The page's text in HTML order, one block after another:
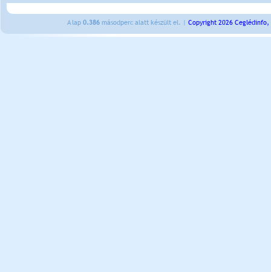
A lap 0.386 másodperc alatt készült el. | Copyright 2026